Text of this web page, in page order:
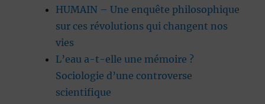
HUMAIN – Une enquête philosophique
sur ces révolutions qui changent nos
vies
L’eau a-t-elle une mémoire ?
Sociologie d’une controverse
scientifique